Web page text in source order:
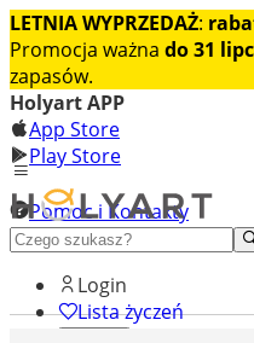
LETNIA WYPRZEDAŻ:
Promocja ważna do 31
zapasów.
Holyart APP
App Store
Play Store
Pomoc i Kontakty
+48 222 922 860
Odkryj
Login
Lista życzeń